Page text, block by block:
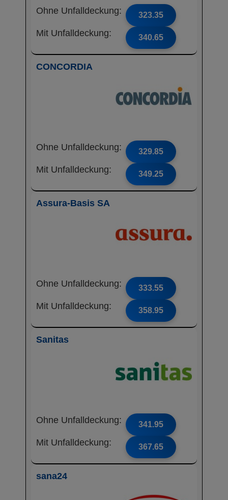
Ohne Unfalldeckung: 323.35
Mit Unfalldeckung: 340.65
CONCORDIA
Ohne Unfalldeckung: 329.85
Mit Unfalldeckung: 349.25
Assura-Basis SA
Ohne Unfalldeckung: 333.55
Mit Unfalldeckung: 358.95
Sanitas
Ohne Unfalldeckung: 341.95
Mit Unfalldeckung: 367.65
sana24